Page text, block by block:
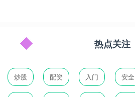
热点关注
炒股 配资 入门 安全